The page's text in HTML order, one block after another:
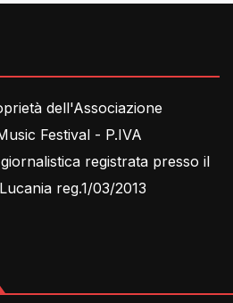
dell'Associazione
Festival - P.IVA
registrata presso il
reg.1/03/2013